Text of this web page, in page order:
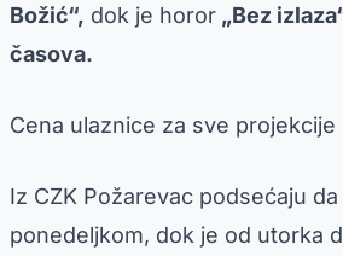
Božić“, dok je horor „Bez
časova.
Cena ulaznice za sve
Iz CZK Požarevac podsećaju
ponedeljkom, dok je od utorka